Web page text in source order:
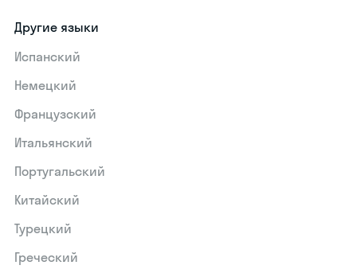
Другие языки
Испанский
Немецкий
Французский
Итальянский
Португальский
Китайский
Турецкий
Греческий